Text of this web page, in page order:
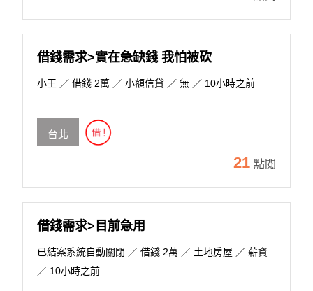
借錢需求>實在急缺錢 我怕被砍
小王 ／ 借錢 2萬 ／ 小額信貸 ／ 無 ／ 10小時之前
台北
21 點閱
借錢需求>目前急用
已結案系統自動關閉 ／ 借錢 2萬 ／ 土地房屋 ／ 薪資
／ 10小時之前